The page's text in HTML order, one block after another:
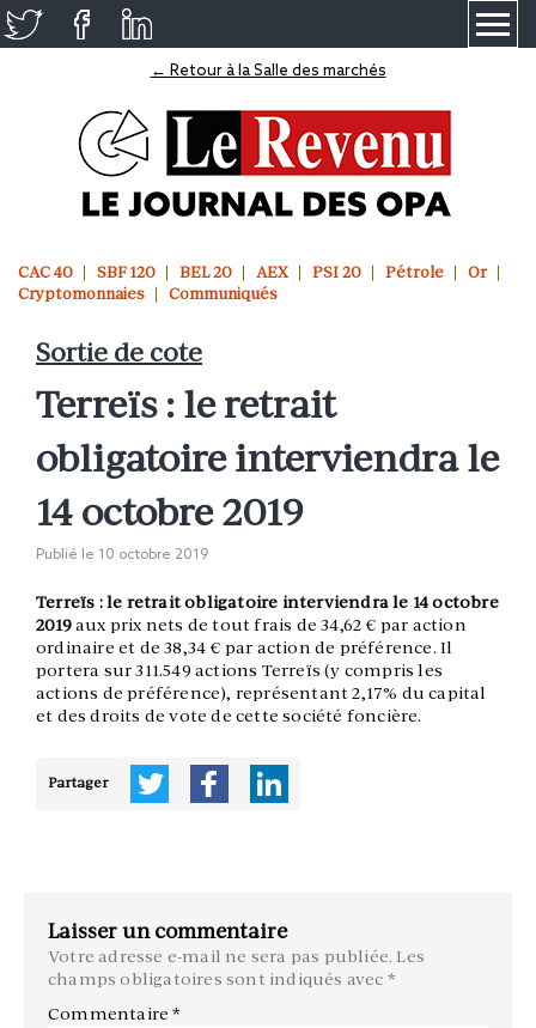
← Retour à la Salle des marchés
CAC 40 SBF 120 BEL 20 AEX PSI 20 Pétrole
Or
Cryptomonnaies
Communiqués
Sortie de cote
Terreïs : le retrait
obligatoire interviendra le
14 octobre 2019
Publié le 10 octobre 2019
Terreïs : le retrait obligatoire interviendra le 14 octobre
2019aux prix nets de tout frais de 34,62 € par action
ordinaire et de 38,34 € par action de préférence. Il
portera sur 311.549 actions Terreïs (y compris les
actions de préférence), représentant 2,17% du capital
et des droits de vote de cette société foncière.
Partager
Laisser un commentaire
Votre adresse e-mail ne sera pas publiée. Les
champs obligatoires sont indiqués avec *
Commentaire*